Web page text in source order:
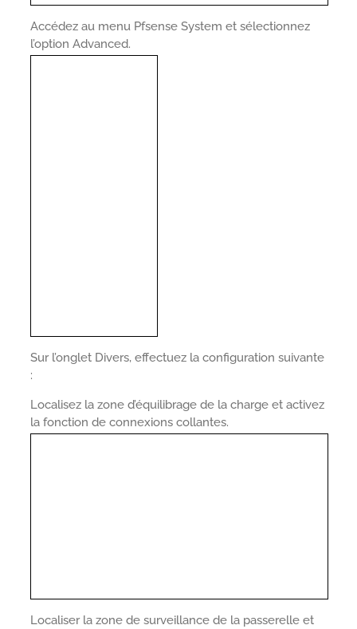
Accédez au menu Pfsense System et sélectionnez
l’option Advanced.
Sur l’onglet Divers, effectuez la configuration suivante
:
Localisez la zone d’équilibrage de la charge et activez
la fonction de connexions collantes.
Localiser la zone de surveillance de la passerelle et